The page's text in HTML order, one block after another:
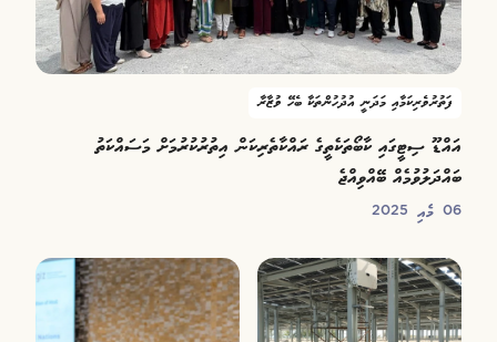
ފަތުރުވެރިކަމާއި މަދަނީ އުދުހުންތަކާ ބެހޭ ވުޒާރާ
އައްޑޫ ސިޓީގައި ކާބޯތަކެތީގެ ރައްކާތެރިކަން އިތުރުކުރުމަށް މަސައްކަތު
ބައްދަލުވުމެއް ބޭއްވިއްޖެ
06 މެއި 2025